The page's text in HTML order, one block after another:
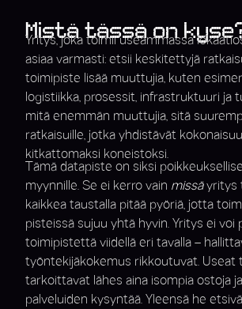
Mistä tässä on
Yritys, joka toimii useammassa
asiaa varmasti: etsii keskitettyjä
toimipiste lisää muuttujia, kuten
logistiikka, prosessit, infrastruktuuri ja
mitä enemmän muuttujia, sitä
ratkaisuille, jotka yhdistävät
kitkattomaksi koneistoksi.
Tämä datapiste on siksi
myynnille. Se ei kerro vain missäyritys
kaikkea taustalla pitää pyöriä, jotta
pisteissä sujuu yhtä hyvin. Yritys ei voi
toimipistettä viidellä eri tavalla –
työntekijäkokemus rikkoutuvat. Useat
tarkoittavat lähes aina isompia ostoja
palveluiden kysyntää. Yleensä he